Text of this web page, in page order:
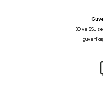
3D ve SSL
güvenli